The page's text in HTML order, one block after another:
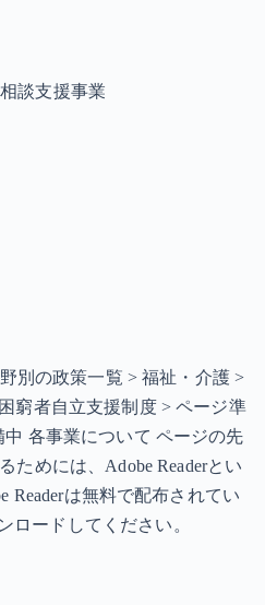
談支援事業
別の政策一覧 > 福祉・介護 >
窮者自立支援制度 > ページ準
各事業について ページの先
ためには、Adobe Readerとい
Readerは無料で配布されてい
ロードしてください。